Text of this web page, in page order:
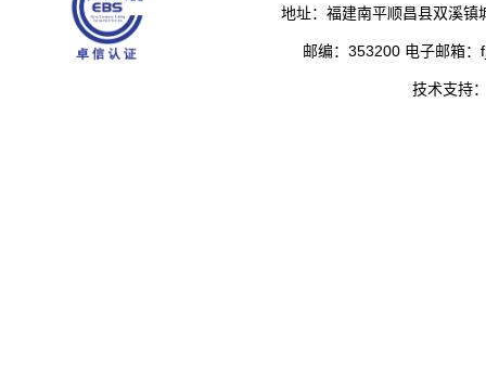
地址：福建南平顺昌县双溪
邮编：353200 电子邮箱
技术支持